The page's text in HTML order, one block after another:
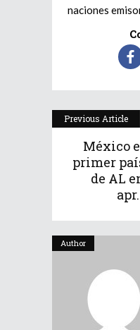
naciones
Previous Article
México
primer
de AL
Author